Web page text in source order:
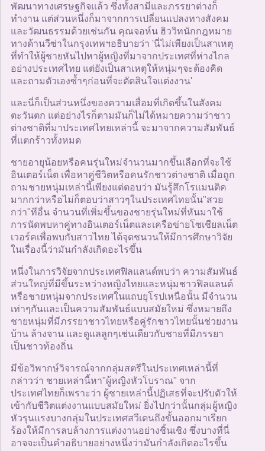
พัฒนาทางเศรษฐกิจแล้ว ซึ่งทั้งสามีและภรรยาต่างก็
ทำงาน แต่ส่วนหนึ่งก็มาจากการเปลี่ยนแปลงทางสังคม
และวัฒนธรรมด้วยเช่นกัน คุณจอห์น ฮิววิทนักกฎหมาย
ทางด้านวีซ่าในกรุงเทพฯอธิบายว่า 'นี่ไม่เพียงเป็นสาเหตุ
ที่ทำให้ผู้ชายหันไปหาผู้หญิงที่มาจากประเทศที่ห่างไกล
อย่างประเทศไทย แต่ยังเป็นสาเหตุให้หนุ่มๆจะต้องคิด
และถามตัวเองซ้ำๆก่อนที่จะตัดสินใจแต่งงาน'
และนี่ก็เป็นส่วนหนึ่งของความเสื่อมที่เกิดขึ้นในสังคม
ตะวันตก แต่อย่างไรก็ตามมันก็ไม่ได้หมายความว่าชาว
ต่างชาติที่มาประเทศไทยเหล่านี้ จะมาจากความสัมพันธ์
ที่แตกร้าวทั้งหมด
ชายอายุน้อยหรือคนรุ่นใหม่จำนวนมากขึ้นเลือกที่จะใช้
อินเตอร์เน็ต เพื่อหาคู่ชีวิตหรือคนรักชาวต่างชาติ เมื่อถูก
ถามชายหนุ่มเหล่านี้เพียงแต่ตอบว่า มันรู้สึกโรแมนติค
มากกว่าหรือไม่ก็ตอบว่าสาวๆในประเทศไทยนั้น"สวย
กว่า"ทีอื่น จำนวนที่เพิ่มขึ้นของชายรุ่นใหม่ที่หันมาใช้
การนัดพบหาคู่ทางอินเตอร์เน็ตและเครือข่ายโซเชียลเน็ต
เวอร์คเพื่อพบกับสาวไทย ได้จุดชนวนให้มีการศึกษาวิจัย
ในเรื่องนี้ว่ามันกำลังเกิดอะไรขึ้น
หนึ่งในการวิจัยจากประเทศฟิลแลนด์พบว่า ความสัมพันธ์
ส่วนใหญ่ที่มีขึ้นระหว่างหญิงไทยและหนุ่มชาวฟิลแลนด์
หรือชายหนุ่มจากประเทศในแถบยุโรปเหนือนั้น มีจำนวน
เท่าๆกันและเป็นความสัมพันธ์แบบสมัยใหม่ ซึ่งหมายถึง
ชายหนุ่มที่มีภรรยาชาวไทยหรือคู่รักชาวไทยนั้นช่วยงาน
บ้าน ล้างจาน และดูแลลูกๆเช่นเดียวกับชายที่มีภรรยา
เป็นชาวท้องถิ่น
มีข้อวิพากษ์วิจารณ์จากกลุ่มสตรีในประเทศเหล่านี้ที่
กล่าวว่า ชายเหล่านี้หา"ผู้หญิงหัวโบราณ" จาก
ประเทศไทยก็เพราะว่า ผู้ชายเหล่านี้ปฏิเสธที่จะปรับตัวให้
เข้ากับชีวิตแต่งงานแบบสมัยใหม่ ยิ่งไปกว่านั้นกลุ่มผู้หญิง
หัวรุนแรงบางกลุ่มในประเทศสวีเดนถึงขั้นออกมาเรียก
ร้องให้มีการลบล้างการแต่งงานอย่างชิ้นเชิง ซึ่งบางที่นี่
อาจจะเป็นคำอธิบายอย่างหนึ่งว่ามันกำลังเกิดอะไรขึ้น